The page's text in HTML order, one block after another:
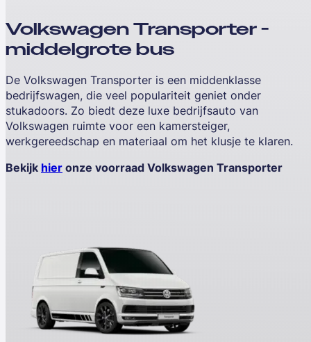
Volkswagen Transporter -
middelgrote bus
De Volkswagen Transporter is een middenklasse
bedrijfswagen, die veel populariteit geniet onder
stukadoors. Zo biedt deze luxe bedrijfsauto van
Volkswagen ruimte voor een kamersteiger,
werkgereedschap en materiaal om het klusje te klaren.
Bekijk hieronze voorraad Volkswagen Transporter